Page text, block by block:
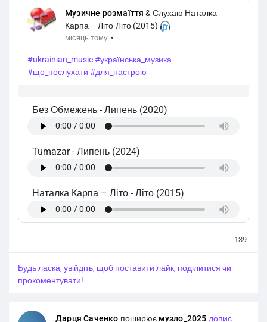
Музичне розмаїття & Слухаю Наталка
Карпа – Літо-Літо (2015)
місяць тому ·
#ukrainian_music#українська_музика
#що_послухати #для_настрою
Без Обмежень -Липень (2020)
Tumazar-Липень (2024)
Наталка Карпа – Літо -Літо (2015)
139
Будь ласка, увійдіть, щоб поставити лайк, поділитися чи
прокоментувати!
Дарця Саченко поширює музло_2025 допис